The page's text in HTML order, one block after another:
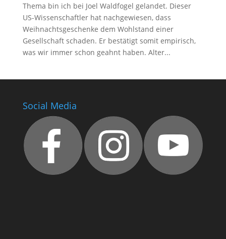
Thema bin ich bei Joel Waldfogel gelandet. Dieser
US-Wissenschaftler hat nachgewiesen, dass
Weihnachtsgeschenke dem Wohlstand einer
Gesellschaft schaden. Er bestätigt somit empirisch,
was wir immer schon geahnt haben. Alter...
Social Media